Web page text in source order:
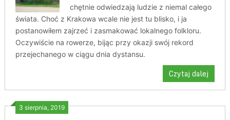
chętnie odwiedzają ludzie z niemal całego
świata. Choć z Krakowa wcale nie jest tu blisko, i ja
postanowiłem zajrzeć i zasmakować lokalnego folkloru.
Oczywiście na rowerze, bijąc przy okazji swój rekord
przejechanego w ciągu dnia dystansu.
Czytaj dalej
3 sierpnia, 2019